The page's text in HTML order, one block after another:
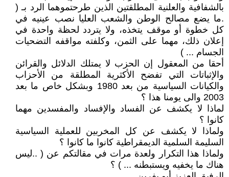
بالشفافية والعلنية المطلقتين الذين طرحتموهما الرد بـ (
.ما يضع مصالح الوطن والشعب العليا نصب عينيه في
كل خطوة أو موقف يتخذه، ولا يتردد لحظة واحدة في
إعلان ذلك، مهما على الثمن، وكلفته مواقفه التضحيات
الجسام ... )
أحقا من المعقول إن الحزب لا يمتلك الدلائل والقرائن
والإثباتات التي تفضح الأكثرية المطلقة من الأحزاب
والكيانات السياسية من بعد 1980 وبشكل خاص ما بعد
2003 والى يومنا هذا ؟
لماذا لا يكشف عن الفساد والإفساد والمفسدين مهما
كانوا ؟
ولماذا لا يكشف عن كل المخربين للعملية السياسية
السليمة السلمية الديمقراطية كانوا ما كانوا ؟
ولماذا هذا التكرار ولعدة مرات في مقالتكم عن ( ..ليس
هناك ما يخفيه ويستبطنه ... ) ؟